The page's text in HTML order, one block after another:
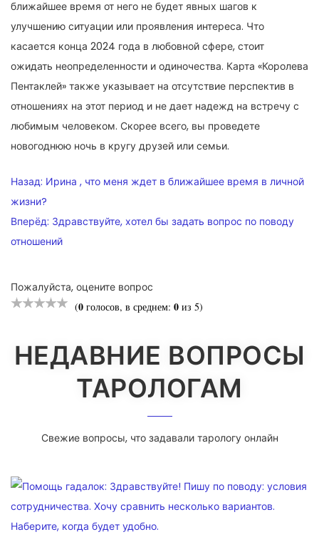
ближайшее время от него не будет явных шагов к
улучшению ситуации или проявления интереса. Что
касается конца 2024 года в любовной сфере, стоит
ожидать неопределенности и одиночества. Карта «Королева
Пентаклей» также указывает на отсутствие перспектив в
отношениях на этот период и не дает надежд на встречу с
любимым человеком. Скорее всего, вы проведете
новогоднюю ночь в кругу друзей или семьи.
НАВИГАЦИЯ
ПО
ЗАПИСЯМ
Назад: Ирина , что меня ждет в ближайшее время в личной
жизни?
Вперёд: Здравствуйте, хотел бы задать вопрос по поводу
отношений
Пожалуйста, оцените вопрос
(0 голосов, в среднем: 0 из 5)
НЕДАВНИЕ ВОПРОСЫ
ТАРОЛОГАМ
Свежие вопросы, что задавали тарологу онлайн